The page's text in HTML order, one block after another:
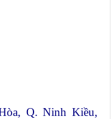
Q. Ninh Kiều,